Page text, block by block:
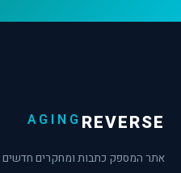
REVERSE
AGING
אתר המספק כתבות ומחקרים חדשים